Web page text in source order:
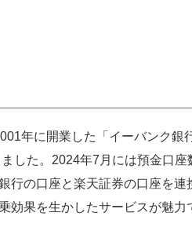
年に開業した「イーバンク銀
した。2024年7月には預金口
行の口座と楽天証券の口座を連
効果を生かしたサービスが魅力